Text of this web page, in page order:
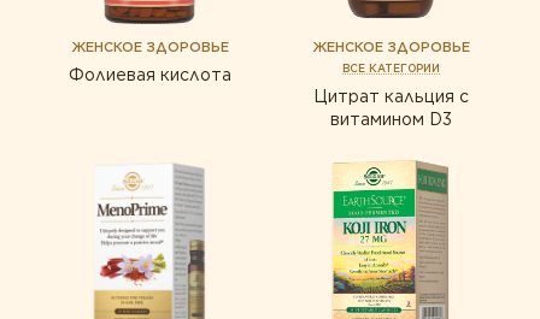
ЖЕНСКОЕ ЗДОРОВЬЕ
Фолиевая кислота
ЖЕНСКОЕ ЗДОРОВЬЕ
ВСЕ КАТЕГОРИИ
Цитрат кальция с
витамином D3